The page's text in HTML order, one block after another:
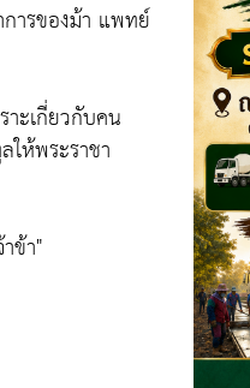
การของม้า แพทย์
าะเกี่ยวกับคน
ให้พระราชา
ข้า"